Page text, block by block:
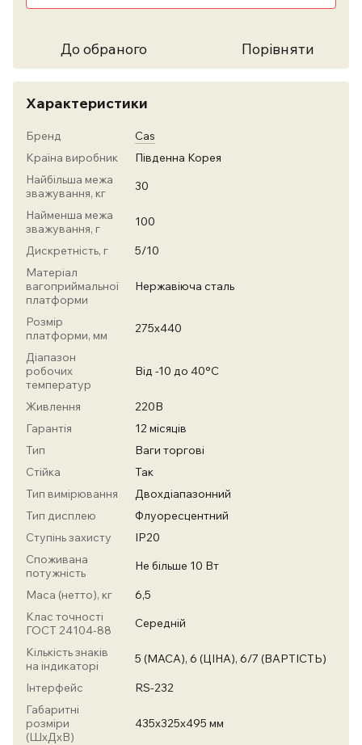
До обраного Порівняти
Характеристики
Бренд
Cas
Країна виробник
Південна Корея
Найбільша межа
зважування, кг
30
Найменша межа
зважування, г
100
Дискретність, г
5/10
Матеріал
вагоприймальної
платформи
Нержавіюча сталь
Розмір
платформи, мм
275х440
Діапазон
робочих
температур
Від -10 до 40°С
Живлення
220В
Гарантія
12 місяців
Тип
Ваги торгові
Стійка
Так
Тип вимірювання
Двохдіапазонний
Тип дисплею
Флуоресцентний
Ступінь захисту
IP20
Споживана
потужність
Не більше 10 Вт
Маса (нетто), кг
6,5
Клас точності
ГОСТ 24104-88
Середній
Кількість знаків
на індикаторі
5 (МАСА), 6 (ЦІНА), 6/7 (ВАРТІСТЬ)
Інтерфейс
RS-232
Габаритні
розміри
(ШхДхВ)
435х325х495 мм